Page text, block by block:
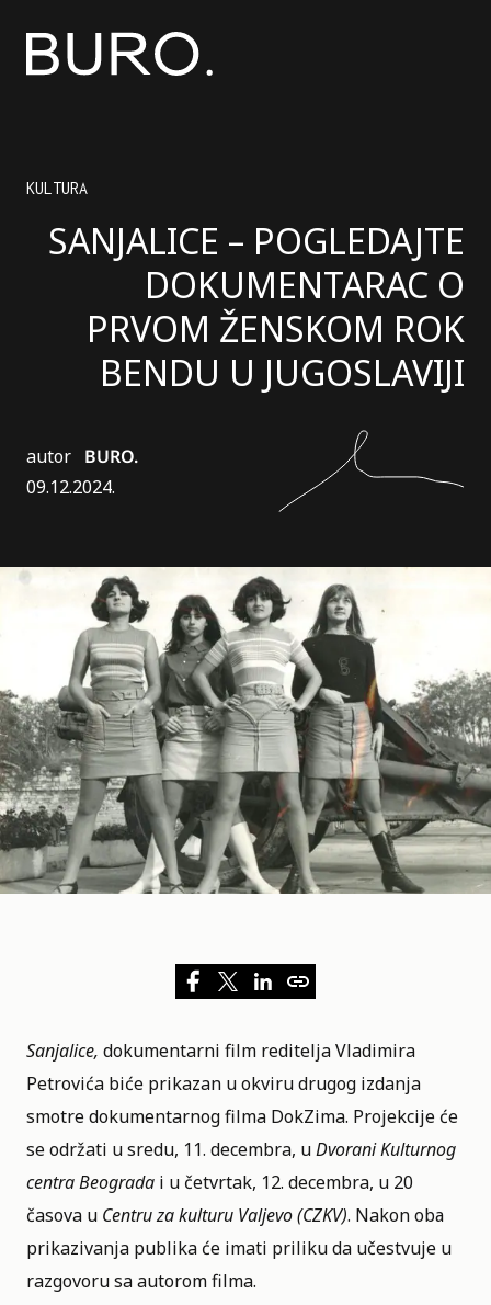
KULTURA
SANJALICE – POGLEDAJTE
DOKUMENTARAC O
PRVOM ŽENSKOM ROK
BENDU U JUGOSLAVIJI
autor BURO.
09.12.2024.
Sanjalice, dokumentarni film reditelja Vladimira
Petrovića biće prikazan u okviru drugog izdanja
smotre dokumentarnog filma DokZima. Projekcije će
se održati u sredu, 11. decembra, uDvorani Kulturnog
centra Beograda i u četvrtak, 12. decembra, u 20
časova u Centru za kulturu Valjevo (CZKV). Nakon obа
prikazivanja publika će imati priliku da učestvuje u
razgovoru sa autorom filma.